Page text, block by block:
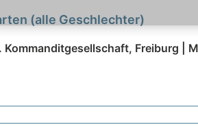
(alle Geschlechter)
Kommanditgesellschaft, Freiburg |